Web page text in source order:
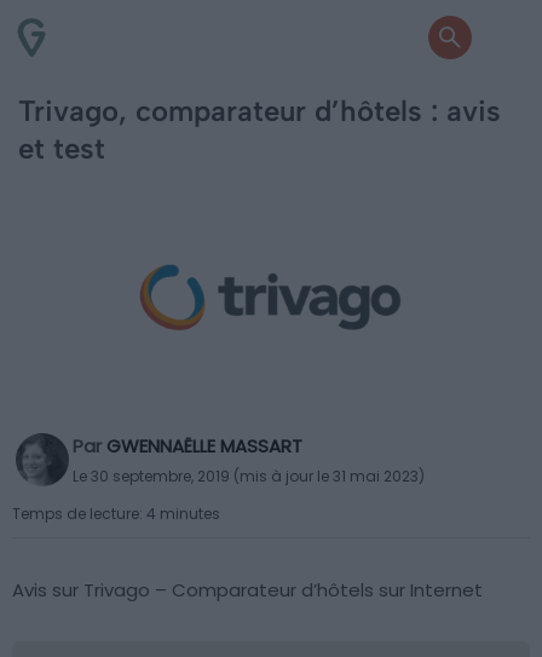
Trivago, comparateur d’hôtels : avis
et test
Par GWENNAËLLE MASSART
Le 30 septembre, 2019 (mis à jour le 31 mai 2023)
Temps de lecture: 4 minutes
Avis sur Trivago – Comparateur d’hôtels sur Internet